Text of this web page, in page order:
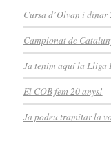
Cursa d’Olvan i dinar
Campionat de
Ja tenim aquí la Lliga
El COB fem 20 anys!
Ja podeu tramitar la